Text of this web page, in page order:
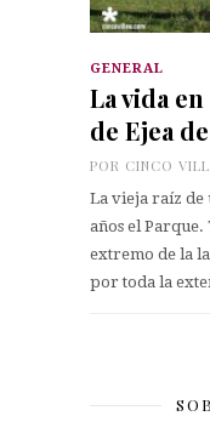
GENERAL
La vida
de Ejea
POR CINCO
La vieja raíz de
años el
extremo de la
por toda la